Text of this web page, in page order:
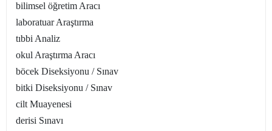
bilimsel öğretim Aracı
laboratuar Araştırma
tıbbi Analiz
okul Araştırma Aracı
böcek Diseksiyonu / Sınav
bitki Diseksiyonu / Sınav
cilt Muayenesi
derisi Sınavı